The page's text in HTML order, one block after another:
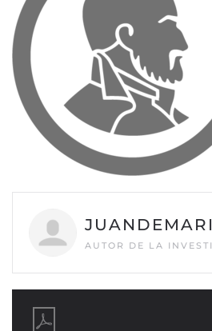
AUTOR DE LA